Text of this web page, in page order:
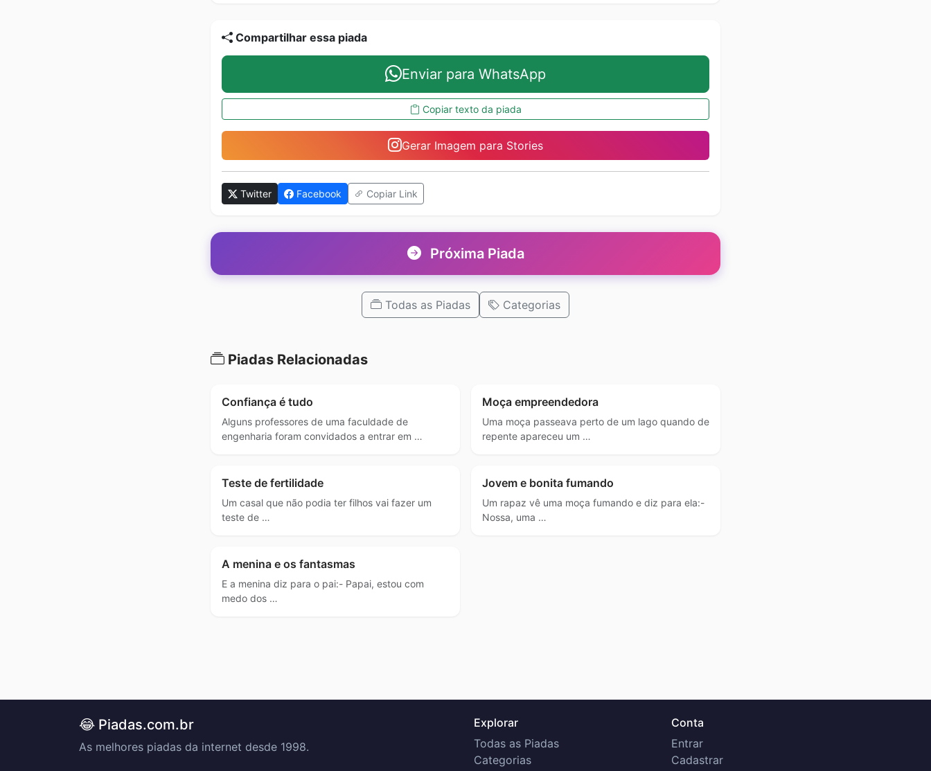
Compartilhar essa piada
Enviar para WhatsApp
Copiar texto da piada
Gerar Imagem para Stories
Twitter Facebook Copiar Link
Próxima Piada
Todas as Piadas Categorias
Piadas Relacionadas
Confiança é tudo
Alguns professores de uma faculdade de
engenharia foram convidados a entrar em …
Moça empreendedora
Uma moça passeava perto de um lago quando de
repente apareceu um …
Teste de fertilidade
Um casal que não podia ter filhos vai fazer um
teste de …
Jovem e bonita fumando
Um rapaz vê uma moça fumando e diz para ela:-
Nossa, uma …
A menina e os fantasmas
E a menina diz para o pai:- Papai, estou com
medo dos …
😂 Piadas.com.br
As melhores piadas da internet desde 1998.
Explorar
Todas as Piadas
Categorias
Conta
Entrar
Cadastrar